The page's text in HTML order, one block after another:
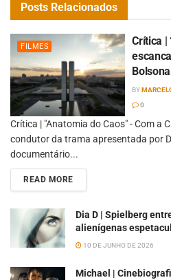
Posts Relacionados
FILMES
Crítica |
BY
0
Crítica | "Anatomia do Caos" - Com a
condutor da trama apresentada por
documentário...
READ MORE
Dia D | Spielberg
alienígenas
10 DE JUNHO DE 2026
Michael |